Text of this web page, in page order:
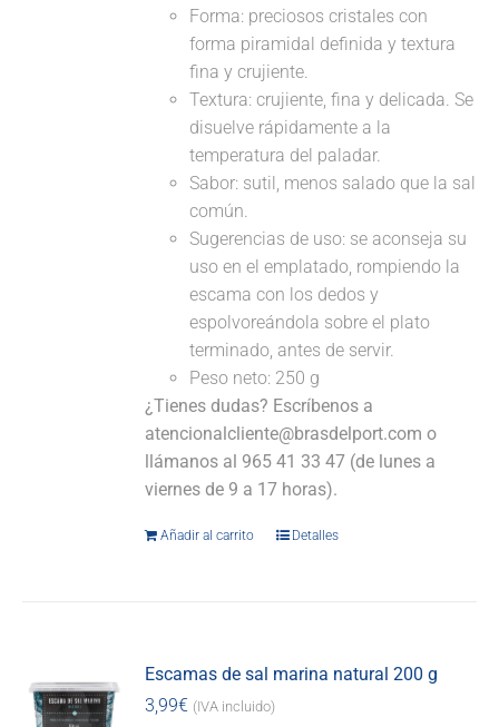
Forma: preciosos cristales con
forma piramidal definida y textura
fina y crujiente.
Textura: crujiente, fina y delicada. Se
disuelve rápidamente a la
temperatura del paladar.
Sabor: sutil, menos salado que la sal
común.
Sugerencias de uso: se aconseja su
uso en el emplatado, rompiendo la
escama con los dedos y
espolvoreándola sobre el plato
terminado, antes de servir.
Peso neto: 250 g
¿Tienes dudas? Escríbenos a
atencionalcliente@brasdelport.com o
llámanos al 965 41 33 47 (de lunes a
viernes de 9 a 17 horas).
Añadir al carrito Detalles
Escamas de sal marina natural 200 g
3,99€ (IVA incluido)